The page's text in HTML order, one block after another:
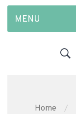
MENU
Home